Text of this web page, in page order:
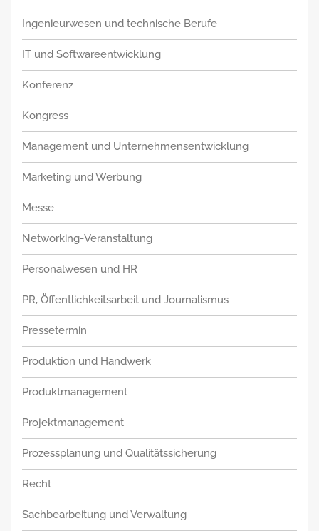
Ingenieurwesen und technische Berufe
IT und Softwareentwicklung
Konferenz
Kongress
Management und Unternehmensentwicklung
Marketing und Werbung
Messe
Networking-Veranstaltung
Personalwesen und HR
PR, Öffentlichkeitsarbeit und Journalismus
Pressetermin
Produktion und Handwerk
Produktmanagement
Projektmanagement
Prozessplanung und Qualitätssicherung
Recht
Sachbearbeitung und Verwaltung